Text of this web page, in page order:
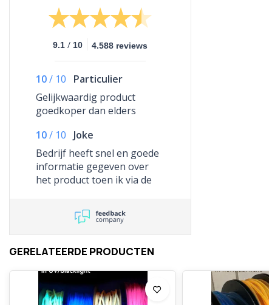
9.1 / 10 4.588 reviews
10/ 10
Particulier
Gelijkwaardig product
goedkoper dan elders
10/ 10
Joke
Bedrijf heeft snel en goede
informatie gegeven over
het product toen ik via de
GERELATEERDE PRODUCTEN